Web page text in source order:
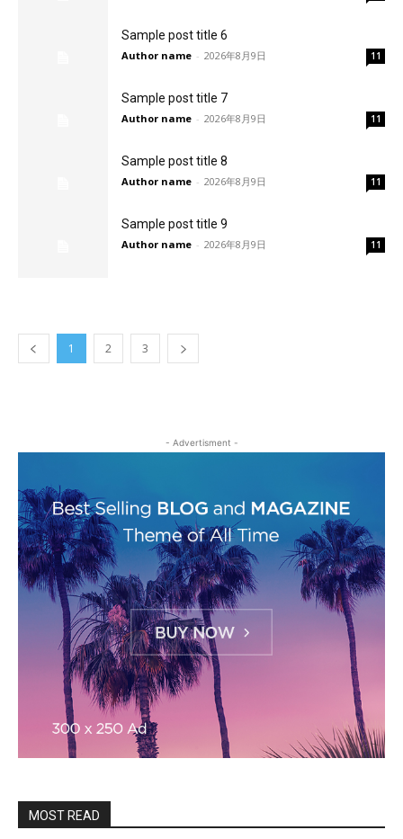
Sample post title 6
Author name - 2026年8月9日 11
Sample post title 7
Author name - 2026年8月9日 11
Sample post title 8
Author name - 2026年8月9日 11
Sample post title 9
Author name - 2026年8月9日 11
1 2 3
- Advertisment -
MOST READ